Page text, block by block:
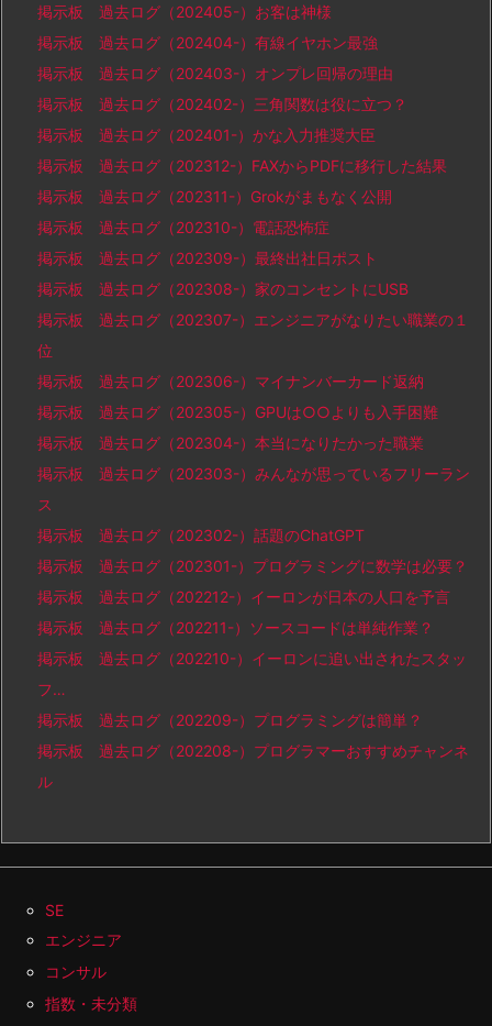
掲示板 過去ログ（202405-）お客は神様
掲示板 過去ログ（202404-）有線イヤホン最強
掲示板 過去ログ（202403-）オンプレ回帰の理由
掲示板 過去ログ（202402-）三角関数は役に立つ？
掲示板 過去ログ（202401-）かな入力推奨大臣
掲示板 過去ログ（202312-）FAXからPDFに移行した結果
掲示板 過去ログ（202311-）Grokがまもなく公開
掲示板 過去ログ（202310-）電話恐怖症
掲示板 過去ログ（202309-）最終出社日ポスト
掲示板 過去ログ（202308-）家のコンセントにUSB
掲示板 過去ログ（202307-）エンジニアがなりたい職業の１
位
掲示板 過去ログ（202306-）マイナンバーカード返納
掲示板 過去ログ（202305-）GPUは○○よりも入手困難
掲示板 過去ログ（202304-）本当になりたかった職業
掲示板 過去ログ（202303-）みんなが思っているフリーラン
ス
掲示板 過去ログ（202302-）話題のChatGPT
掲示板 過去ログ（202301-）プログラミングに数学は必要？
掲示板 過去ログ（202212-）イーロンが日本の人口を予言
掲示板 過去ログ（202211-）ソースコードは単純作業？
掲示板 過去ログ（202210-）イーロンに追い出されたスタッ
フ…
掲示板 過去ログ（202209-）プログラミングは簡単？
掲示板 過去ログ（202208-）プログラマーおすすめチャンネ
ル
SE
エンジニア
コンサル
指数・未分類